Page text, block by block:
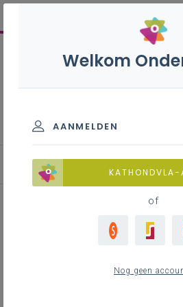
Blog
Waar is het
Welkom
AANMELDEN
of
Nog geen